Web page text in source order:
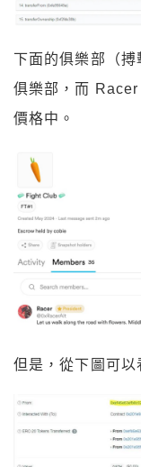
下面的俱樂部（
俱樂部，而
價格中。
但是，從下圖可以